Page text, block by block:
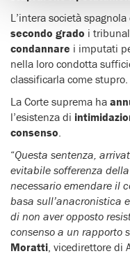
L’intera società
secondo grado i
condannare i imputati
nella loro condotta
classificarla come stupro.
La Corte suprema ha
l’esistenza di
consenso
“Questa sentenza,
evitabile sofferenza
necessario emendare il
basa sull’anacronistica
di non aver opposto
consenso a un rapporto
Moratti , vicedirettore di